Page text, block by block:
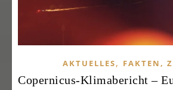
AKTUELLES, FAKTEN,
Copernicus-Klimabericht –